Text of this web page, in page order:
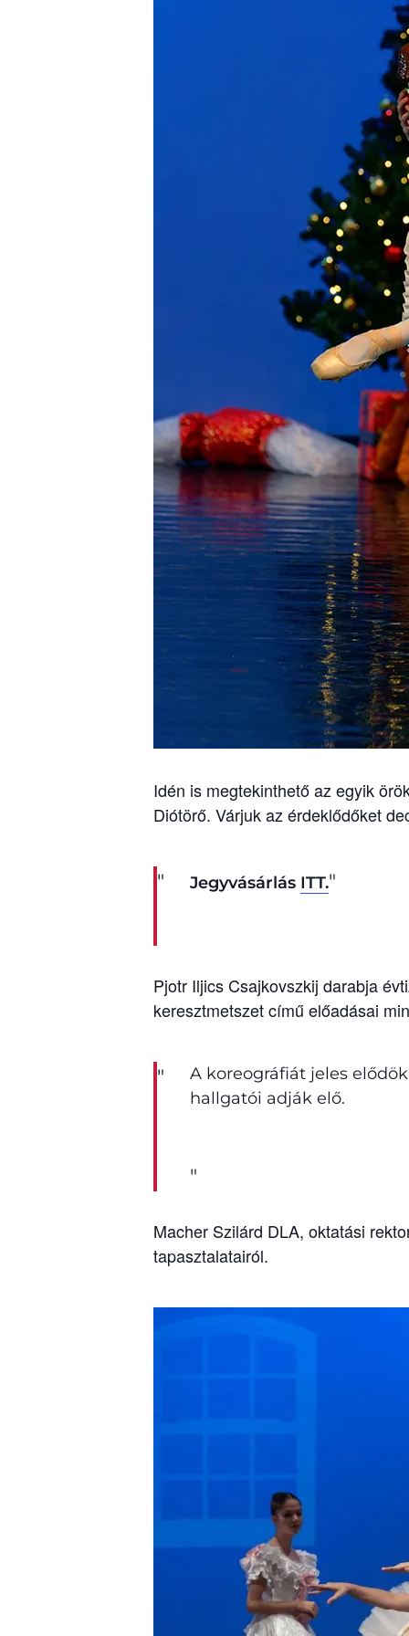
Idén is megtekinthető az egyik
Diótörő. Várjuk az érdeklődőket
Jegyvásárlás ITT.
Pjotr Iljics Csajkovszkij darabja
keresztmetszet című előadásai
A koreográfiát jeles
hallgatói adják elő.
Macher Szilárd DLA, oktatási
tapasztalatairól.